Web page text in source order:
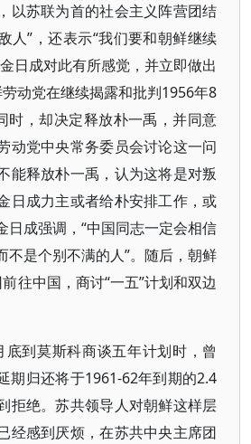
以苏联为首的社会主义阵营团结
人”，还表示“我们要和朝鲜继续
日成对此有所感觉，并立即做出
动党在继续揭露和批判1956年8
时，却决定释放朴一禹，并同意
动党中央常务委员会讨论这一问
能释放朴一禹，认为这将是对叛
日成力主或者给朴安排工作，或
日成强调，“中国同志一定会相信
不是个别不满的人”。随后，朝鲜
往中国，商讨“一五”计划和双边
底到莫斯科商谈五年计划时，曾
期归还将于1961-62年到期的2.4
拒绝。苏共领导人对朝鲜这样层
经感到厌烦，在苏共中央主席团